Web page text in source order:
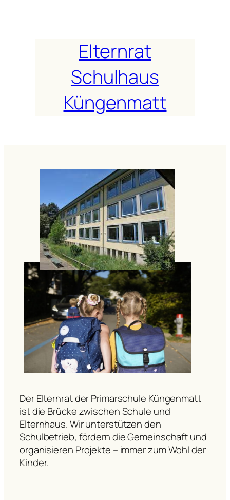
Elternrat
Schulhaus
Küngenmatt
Der Elternrat der Primarschule Küngenmatt
ist die Brücke zwischen Schule und
Elternhaus. Wir unterstützen den
Schulbetrieb, fördern die Gemeinschaft und
organisieren Projekte – immer zum Wohl der
Kinder.